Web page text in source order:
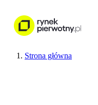
Strona główna